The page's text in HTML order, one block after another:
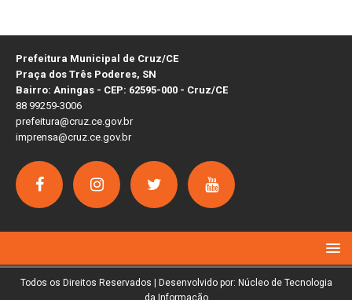
Prefeitura Municipal de Cruz/CE
Praça dos Três Poderes, SN
Bairro: Aningas - CEP: 62595-000 - Cruz/CE
88 99259-3006
prefeitura@cruz.ce.gov.br
imprensa@cruz.ce.gov.br
Todos os Direitos Reservados | Desenvolvido por: Núcleo de Tecnologia
da Informação